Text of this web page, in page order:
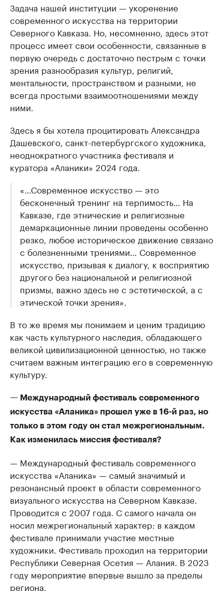
Задача нашей институции — укоренение
современного искусства на территории
Северного Кавказа. Но, несомненно, здесь этот
процесс имеет свои особенности, связанные в
первую очередь с достаточно пестрым с точки
зрения разнообразия культур, религий,
ментальности, пространством и разными, не
всегда простыми взаимоотношениями между
ними.
Здесь я бы хотела процитировать Александра
Дашевского, санкт-петербургского художника,
неоднократного участника фестиваля и
куратора «Аланики» 2024 года.
«…Современное искусство — это
бесконечный тренинг на терпимость… На
Кавказе, где этнические и религиозные
демаркационные линии проведены особенно
резко, любое историческое движение связано
с болезненными трениями… Современное
искусство, призывая к диалогу, к восприятию
другого без национальной и религиозной
призмы, важно здесь не с эстетической, а с
этической точки зрения».
В то же время мы понимаем и ценим традицию
как часть культурного наследия, обладающего
великой цивилизационной ценностью, но также
считаем важным интеграцию его в современную
культуру.
— Международный фестиваль современного
искусства «Аланика» прошел уже в 16-й раз, но
только в этом году он стал межрегиональным.
Как изменилась миссия фестиваля?
— Международный фестиваль современного
искусства «Аланика» — самый значимый и
резонансный проект в области современного
визуального искусства на Северном Кавказе.
Проводится с 2007 года. С самого начала он
носил межрегиональный характер: в каждом
фестивале принимали участие местные
художники. Фестиваль проходил на территории
Республики Северная Осетия — Алания. В 2023
году мероприятие впервые вышло за пределы
региона.